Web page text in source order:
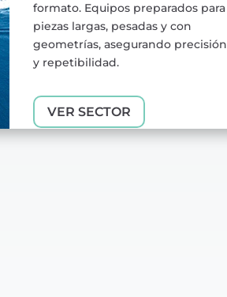
formato. Equipos preparados para
piezas largas, pesadas y con
geometrías, asegurando precisión
y repetibilidad.
VER SECTOR